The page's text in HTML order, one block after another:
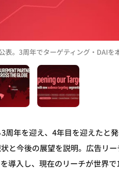
。3周年でターゲティング・DAIを
年を迎え、4年目を迎えたと
と今後の展望を説明。広告リ
導入し、現在のリーチが世界